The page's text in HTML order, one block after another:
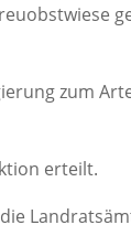
zum
erteilt.